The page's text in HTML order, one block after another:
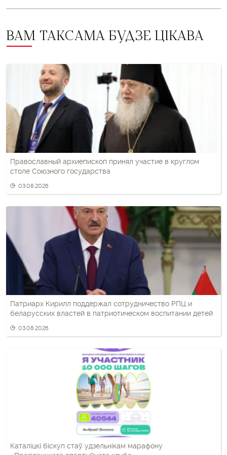
ВАМ ТАКСАМА БУДЗЕ ЦІКАВА
Православный архиепископ принял участие в круглом
столе Союзного государства
03.08.2026
Патриарх Кирилл поддержал сотрудничество РПЦ и
беларусских властей в патриотическом воспитании детей
03.08.2026
Каталіцкі біскуп стаў удзельнікам марафону